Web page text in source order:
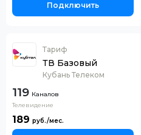
Подключить
Тариф
ТВ Базовый
Кубань Телеком
119 Каналов
Телевидение
189